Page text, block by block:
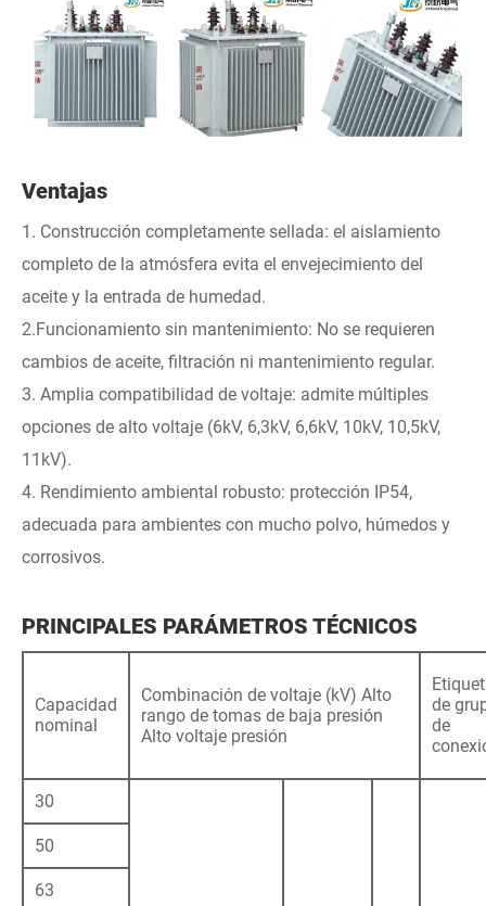
Ventajas
1. Construcción completamente sellada: el aislamiento
completo de la atmósfera evita el envejecimiento del
aceite y la entrada de humedad.
2.Funcionamiento sin mantenimiento: No se requieren
cambios de aceite, filtración ni mantenimiento regular.
3. Amplia compatibilidad de voltaje: admite múltiples
opciones de alto voltaje (6kV, 6,3kV, 6,6kV, 10kV, 10,5kV,
11kV).
4. Rendimiento ambiental robusto: protección IP54,
adecuada para ambientes con mucho polvo, húmedos y
corrosivos.
PRINCIPALES PARÁMETROS TÉCNICOS
Capacidad
nominal
Combinación de voltaje (kV) Alto
rango de tomas de baja presión
Alto voltaje presión
de
de
30
50
63